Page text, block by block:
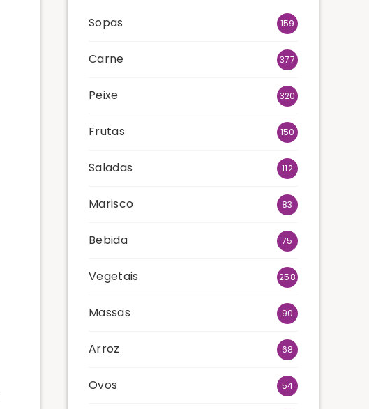
Sopas 159
Carne 377
Peixe 320
Frutas 150
Saladas 112
Marisco 83
Bebida 75
Vegetais 258
Massas 90
Arroz 68
Ovos 54